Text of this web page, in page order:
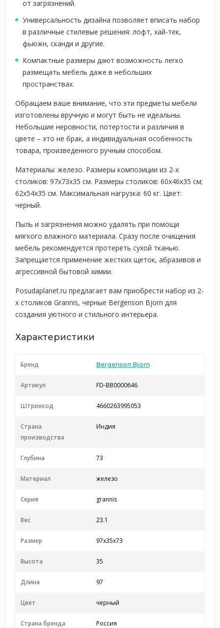
от загрязнений.
Универсальность дизайна позволяет вписать набор
в различные стилевые решения: лофт, хай-тек,
фьюжн, сканди и другие.
Компактные размеры дают возможность легко
размещать мебель даже в небольших
пространствах.
Обращаем ваше внимание, что эти предметы мебели
изготовлены вручную и могут быть не идеальны.
Небольшие неровности, потертости и различия в
цвете – это не брак, а индивидуальная особенность
товара, произведенного ручным способом.
Материалы: железо. Размеры композиции из 2-х
столиков: 97х73х35 см. Размеры столиков: 60х46х35 см;
62х54х35 см. Максимальная нагрузка: 60 кг. Цвет:
черный.
Пыль и загрязнения можно удалять при помощи
мягкого влажного материала. Сразу после очищения
мебель рекомендуется протереть сухой тканью.
Запрещается применение жестких щеток, абразивов и
агрессивной бытовой химии.
Posudaplanet.ru предлагает вам приобрести набор из 2-
х столиков Grannis, черные Bergenson Bjorn для
создания уютного и стильного интерьера.
Характеристики
Бренд Bergenson Bjorn
Артикул FD-BB0000646
Штрихкод 4660263995053
Страна
производства
Индия
Глубина 73
Материал железо
Серия grannis
Вес 23.1
Размер 97x35x73
Высота 35
Длина 97
Цвет черный
Страна бренда Россия